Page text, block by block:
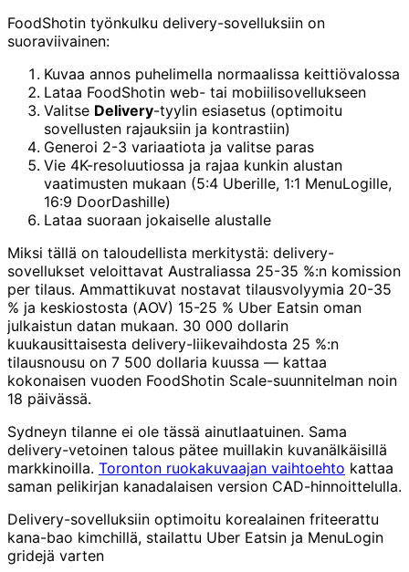
FoodShotin työnkulku delivery-sovelluksiin on
suoraviivainen:
Kuvaa annos puhelimella normaalissa keittiövalossa
Lataa FoodShotin web- tai mobiilisovellukseen
Valitse Delivery-tyylin esiasetus (optimoitu
sovellusten rajauksiin ja kontrastiin)
Generoi 2-3 variaatiota ja valitse paras
Vie 4K-resoluutiossa ja rajaa kunkin alustan
vaatimusten mukaan (5:4 Uberille, 1:1 MenuLogille,
16:9 DoorDashille)
Lataa suoraan jokaiselle alustalle
Miksi tällä on taloudellista merkitystä: delivery-
sovellukset veloittavat Australiassa 25-35 %:n komission
per tilaus. Ammattikuvat nostavat tilausvolyymia 20-35
% ja keskiostosta (AOV) 15-25 % Uber Eatsin oman
julkaistun datan mukaan. 30 000 dollarin
kuukausittaisesta delivery-liikevaihdosta 25 %:n
tilausnousu on 7 500 dollaria kuussa — kattaa
kokonaisen vuoden FoodShotin Scale-suunnitelman noin
18 päivässä.
Sydneyn tilanne ei ole tässä ainutlaatuinen. Sama
delivery-vetoinen talous pätee muillakin kuvanälkäisillä
markkinoilla. Toronton ruokakuvaajan vaihtoehto kattaa
saman pelikirjan kanadalaisen version CAD-hinnoittelulla.
Delivery-sovelluksiin optimoitu korealainen friteerattu
kana-bao kimchillä, stailattu Uber Eatsin ja MenuLogin
gridejä varten